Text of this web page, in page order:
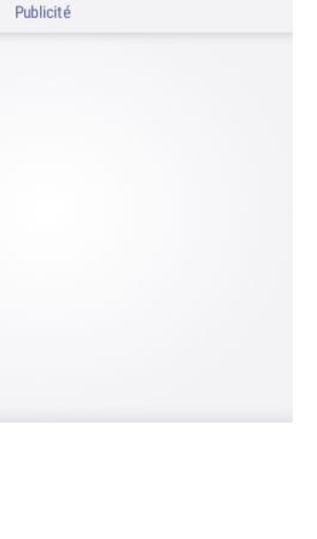
Publicité